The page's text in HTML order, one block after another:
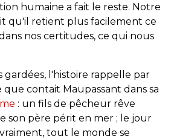
humaine a fait le reste. Notre
qu'il retient plus facilement ce
nos certitudes, ce qui nous
l'histoire rappelle par
contait Maupassant dans sa
: un fils de pêcheur rêve
son père périt en mer ; le jour
tout le monde se